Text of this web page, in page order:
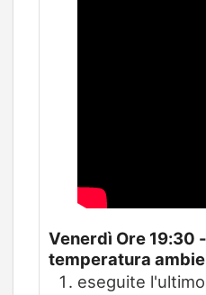
Venerdì Ore 19:30
temperatura
eseguite